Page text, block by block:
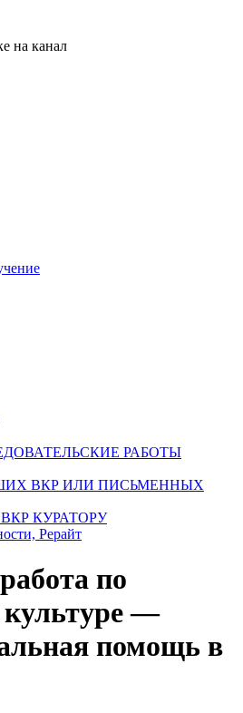
на канал
РАБОТЫ
ВКР ИЛИ ПИСЬМЕННЫХ
КУРАТОРУ
Рерайт
по
культуре —
помощь в